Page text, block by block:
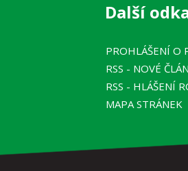
Další
PROHLÁŠENÍ O
RSS - NOVÉ
RSS - HLÁŠENÍ
MAPA STRÁNEK